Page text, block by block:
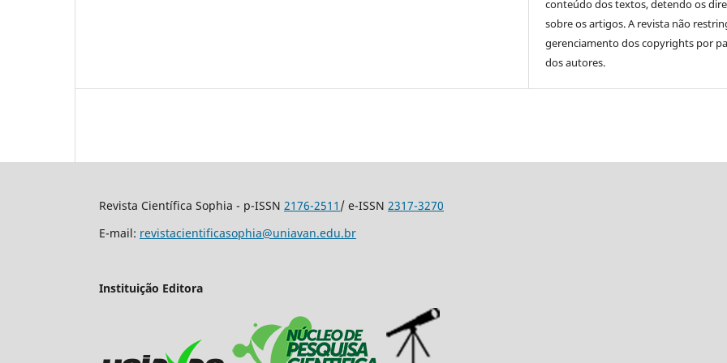
conteúdo dos textos, detendo os
sobre os artigos. A revista não
gerenciamento dos copyrights por
dos autores.
Revista Científica Sophia - p-ISSN 2176-2511 / e-ISSN 2317-3270
E-mail: revistacientificasophia@uniavan.edu.br
Instituição Editora